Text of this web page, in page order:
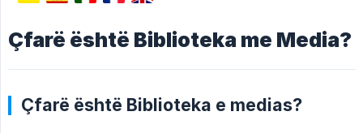
Çfarë është Biblioteka me Media?
Çfarë është Biblioteka e medias?